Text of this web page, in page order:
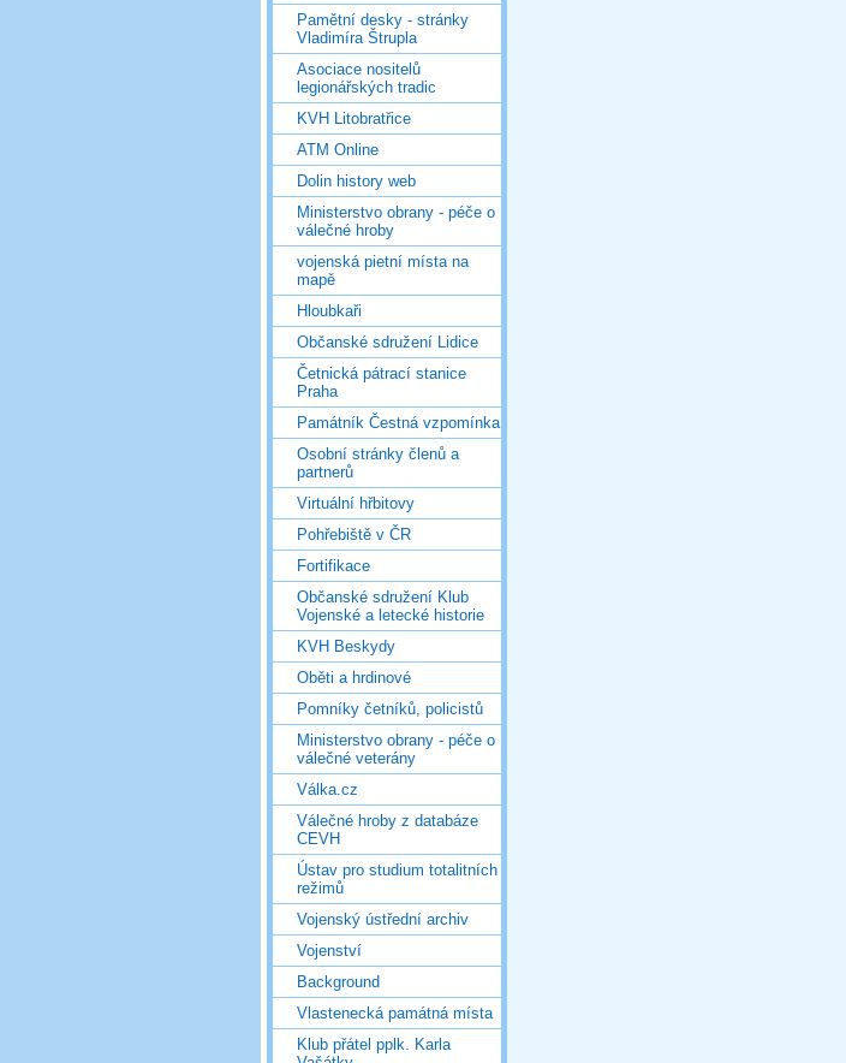
Pamětní desky - stránky
Vladimíra Štrupla
Asociace nositelů
legionářských tradic
KVH Litobratřice
ATM Online
Dolin history web
Ministerstvo obrany - péče o
válečné hroby
vojenská pietní místa na
mapě
Hloubkaři
Občanské sdružení Lidice
Četnická pátrací stanice
Praha
Památník Čestná vzpomínka
Osobní stránky členů a
partnerů
Virtuální hřbitovy
Pohřebiště v ČR
Fortifikace
Občanské sdružení Klub
Vojenské a letecké historie
KVH Beskydy
Oběti a hrdinové
Pomníky četníků, policistů
Ministerstvo obrany - péče o
válečné veterány
Válka.cz
Válečné hroby z databáze
CEVH
Ústav pro studium totalitních
režimů
Vojenský ústřední archiv
Vojenství
Background
Vlastenecká památná místa
Klub přátel pplk. Karla